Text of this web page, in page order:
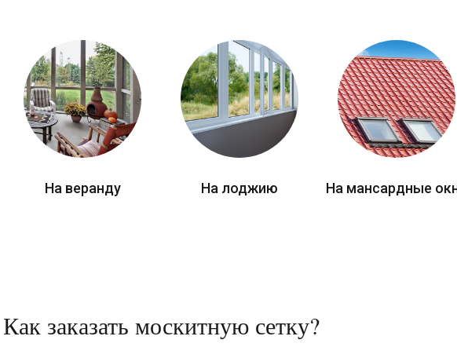
На веранду На лоджию На мансардные
Как заказать москитную сетку?